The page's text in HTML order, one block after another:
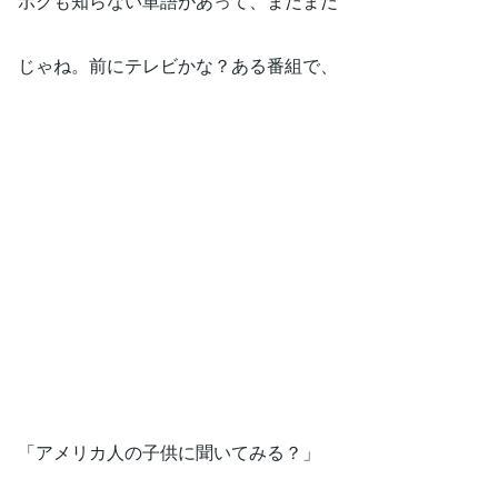
じゃね。前にテレビかな？ある番組で、
「アメリカ人の子供に聞いてみる？」